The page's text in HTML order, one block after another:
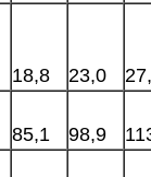
18,8 23,0
85,1 98,9